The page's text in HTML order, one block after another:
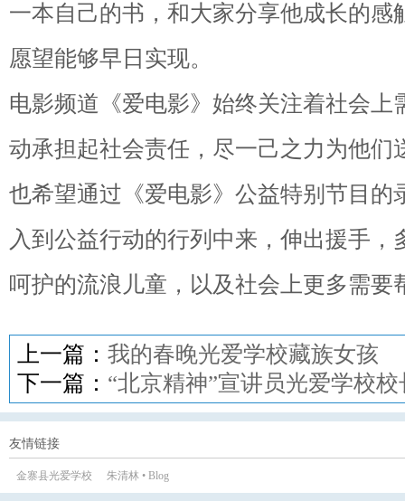
一本自己的书，和大家分享他成长的感
愿望能够早日实现。
电影频道《爱电影》始终关注着社会上
动承担起社会责任，尽一己之力为他们
也希望通过《爱电影》公益特别节目的
入到公益行动的行列中来，伸出援手
呵护的流浪儿童，以及社会上更多需要
上一篇： 我的春晚光爱学校藏族女孩
下一篇： “北京精神”宣讲员光爱学校
友情链接
金寨县光爱学校 朱清林 • Blog